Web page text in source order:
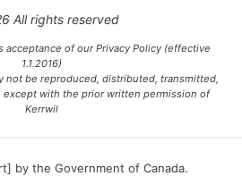
All rights reserved
acceptance of our Privacy Policy (effective
1.1.2016)
not be reproduced, distributed, transmitted,
except with the prior written permission of
Kerrwil
by the Government of Canada.